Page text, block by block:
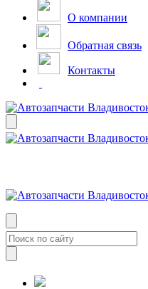
О компании
Обратная связь
Контакты